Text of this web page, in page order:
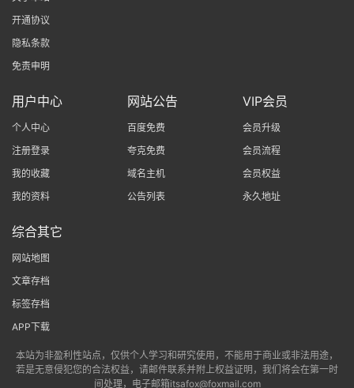
开通协议
隐私条款
免责申明
用户中心
个人中心
注册登录
我的收藏
我的资料
网站公告
百度免费
夸克免费
域名主机
公告列表
VIP会员
会员升级
会员流程
会员权益
永久地址
综合其它
网站地图
文章存档
标签存档
APP下载
本站为非盈利性站点，仅供个人学习和研究使用，不能用于商业或非法用途，
若是无意侵犯您的合法权益，请邮件联系并附上权益证明，我们将会在第一时
间处理，电子邮箱itsafox@foxmail.com